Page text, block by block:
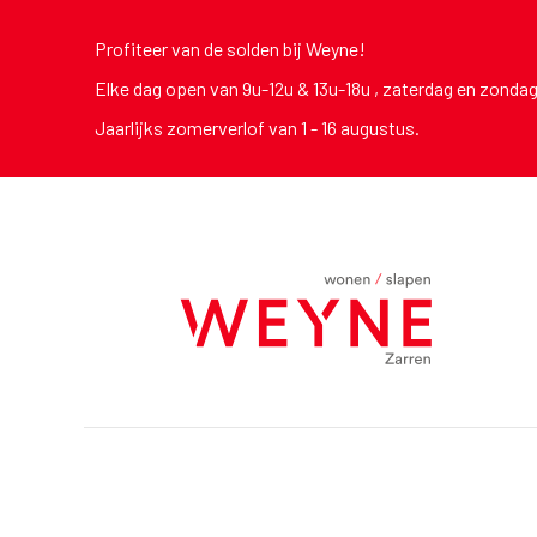
Profiteer van de solden bij Weyne!
Elke dag open van 9u-12u & 13u-18u , zaterdag en
Jaarlijks zomerverlof van 1 - 16 augustus.